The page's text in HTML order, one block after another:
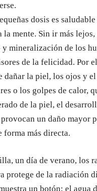
dosis es
mente. Sin ir más
mineralización de los
de la felicidad. Por
la piel, los ojos y
o los golpes de calor,
de la piel, el
un daño mayor
forma más directa.
un día de verano, los
protege de la radiación
un botón: el agua